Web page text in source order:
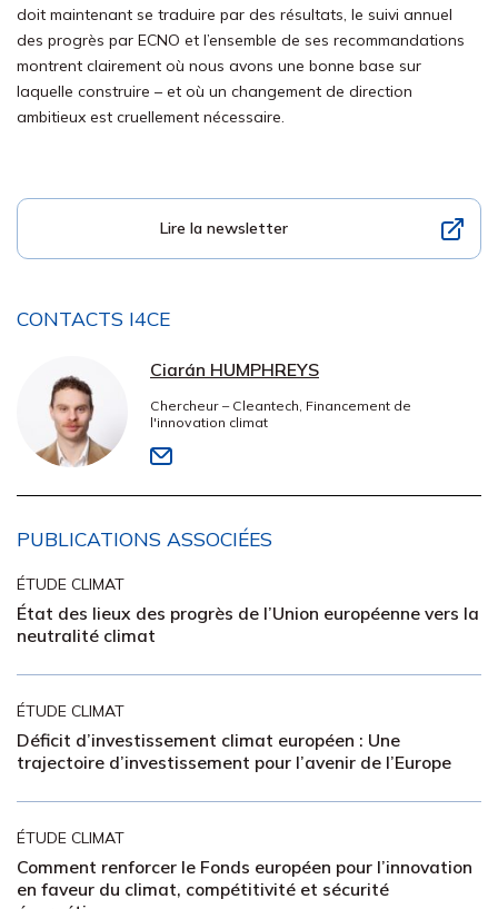
doit maintenant se traduire par des résultats, le suivi annuel
des progrès par ECNO et l’ensemble de ses recommandations
montrent clairement où nous avons une bonne base sur
laquelle construire – et où un changement de direction
ambitieux est cruellement nécessaire.
Lire la newsletter
CONTACTS I4CE
Ciarán HUMPHREYS
Chercheur – Cleantech, Financement de
l'innovation climat
PUBLICATIONS ASSOCIÉES
ÉTUDE CLIMAT
État des lieux des progrès de l’Union européenne vers la
neutralité climat
ÉTUDE CLIMAT
Déficit d’investissement climat européen : Une
trajectoire d’investissement pour l’avenir de l’Europe
ÉTUDE CLIMAT
Comment renforcer le Fonds européen pour l’innovation
en faveur du climat, compétitivité et sécurité